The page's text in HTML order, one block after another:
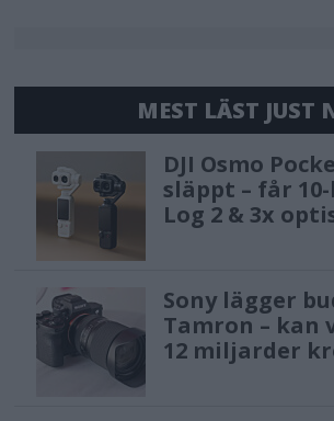
MEST LÄST JUST
DJI Osmo
släppt – får
Log 2 & 3x
Sony lägger
Tamron – kan
12 miljarder